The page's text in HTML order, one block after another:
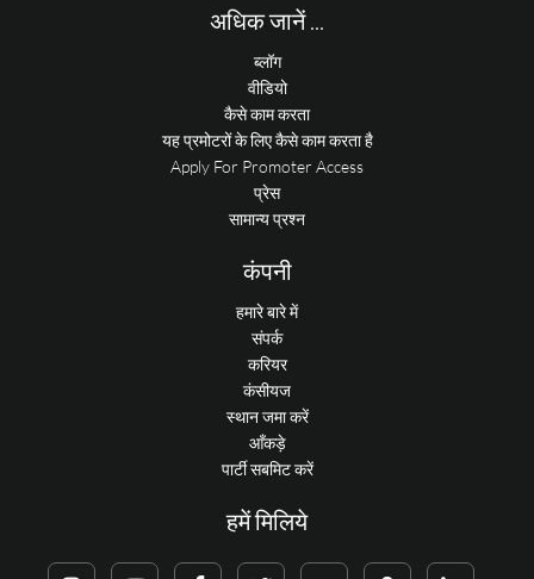
अधिक जानें ...
ब्लॉग
वीडियो
कैसे काम करता
यह प्रमोटरों के लिए कैसे काम करता है
Apply For Promoter Access
प्रेस
सामान्य प्रश्न
कंपनी
हमारे बारे में
संपर्क
करियर
कंसीयज
स्थान जमा करें
आँकड़े
पार्टी सबमिट करें
हमें मिलिये